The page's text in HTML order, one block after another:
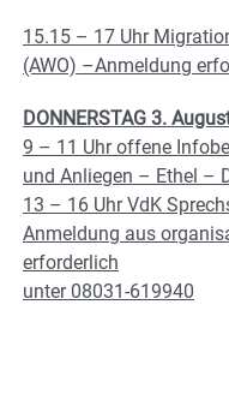
15.15 – 17 Uhr
(AWO) –Anmeldung
DONNERSTAG 3.
9 – 11 Uhr offene
und Anliegen – Ethel –
13 – 16 Uhr VdK
Anmeldung aus
erforderlich
unter 08031-619940